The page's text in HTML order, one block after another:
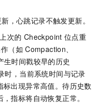
，心跳记录不触发更新。
次的 Checkpoint 位点重
（如 Compaction、
生时间戳较早的历史
时，当前系统时间与记录
出现异常高值。待历史数
指标将自动恢复正常。